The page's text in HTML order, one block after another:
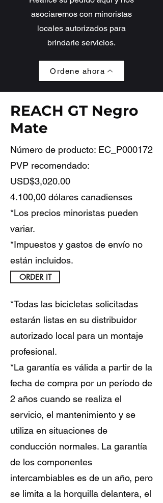
asociaremos con minoristas
locales autorizados para
brindarle servicios.
Ordene ahora
REACH GT Negro
Mate
Número de producto: EC_P000172
PVP recomendado:
USD$3,020.00
4.100,00 dólares canadienses
*Los precios minoristas pueden
variar.
*Impuestos y gastos de envío no
están incluidos.
ORDER IT
*Todas las bicicletas solicitadas
estarán listas en su distribuidor
autorizado local para un montaje
profesional.
*La garantía es válida a partir de la
fecha de compra por un período de
2 años cuando se realiza el
servicio, el mantenimiento y se
utiliza en situaciones de
conducción normales. La garantía
de los componentes
intercambiables es de un año, pero
se limita a la horquilla delantera, el